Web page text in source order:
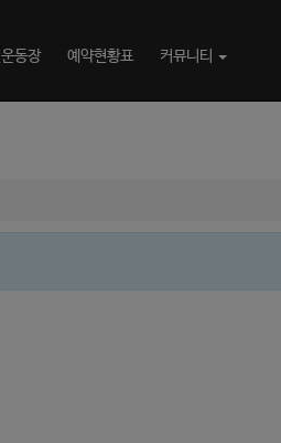
동장 예약현황표 커뮤니티